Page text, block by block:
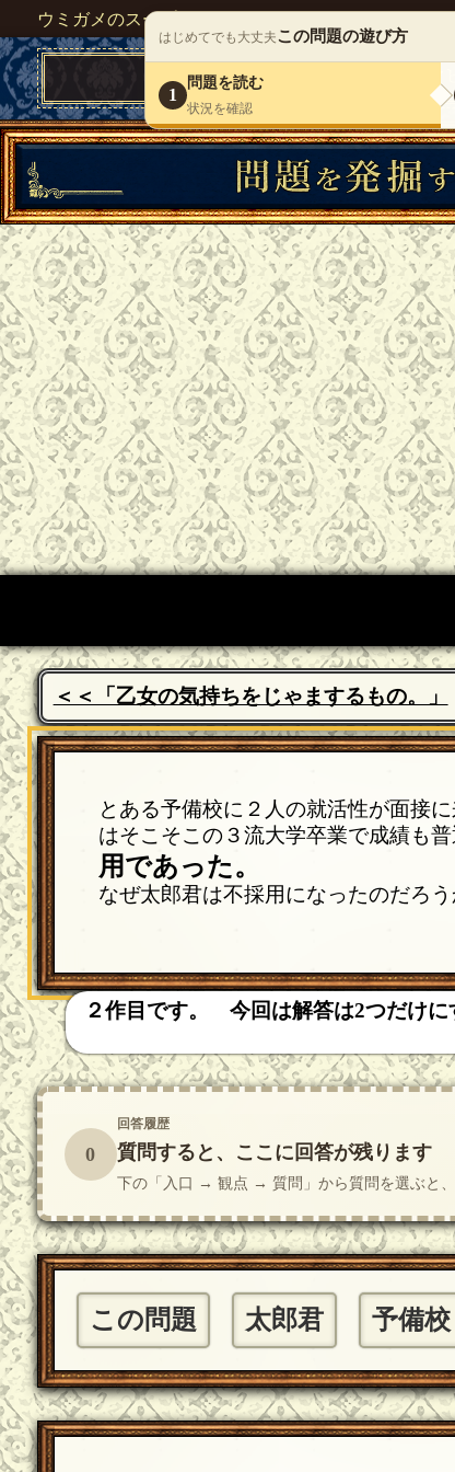
ウミガメのスープが１人で遊べる『 DEBONO（デボ
＜＜「乙女の気持ちをじゃまするもの。」
はじめてでも大丈夫この問題の遊び方
1
問題を読む
状況を確認
とある予備校に２人の就活性が面接
はそこそこの３流大学卒業で成績も
用であった。
なぜ太郎君は不採用になったのだろう
２作目です。 今回は解答は2つだけ
0
回答履歴
質問すると、ここに回答が残ります
下の「入口 → 観点 → 質問」から質問を選ぶと、
この問題 太郎君 予備校